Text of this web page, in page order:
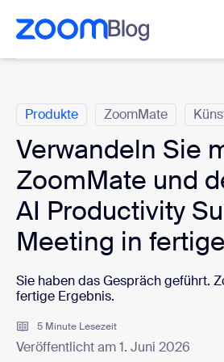
wechseln
Chat wechseln
Produkte ZoomMate
Verwandeln Sie
ZoomMate und
AI Productivity
Meeting in
Sie haben das Gespräch geführt.
fertige Ergebnis.
5 Minute Lesezeit
Veröffentlicht am 1. Juni 2026